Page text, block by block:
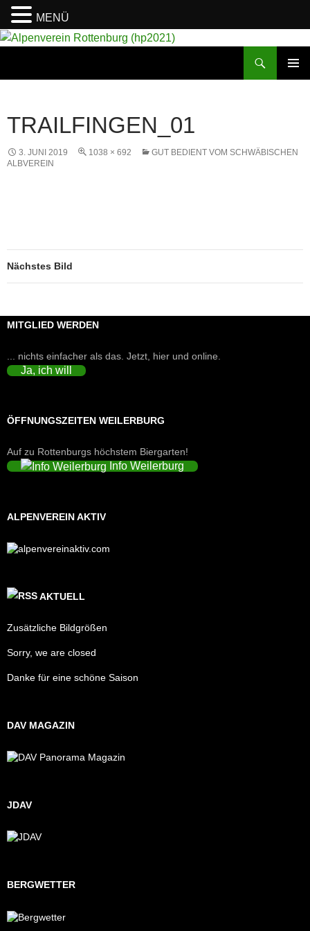
TRAILFINGEN_01
3. JUNI 2019 1038 × 692
GUT BEDIENT VOM SCHWÄBISCHEN
ALBVEREIN
Nächstes Bild
MITGLIED WERDEN
... nichts einfacher als das. Jetzt, hier und online.
Ja, ich will
ÖFFNUNGSZEITEN WEILERBURG
Auf zu Rottenburgs höchstem Biergarten!
Info Weilerburg
ALPENVEREIN AKTIV
AKTUELL
Zusätzliche Bildgrößen
Sorry, we are closed
Danke für eine schöne Saison
DAV MAGAZIN
JDAV
BERGWETTER
MENÜ